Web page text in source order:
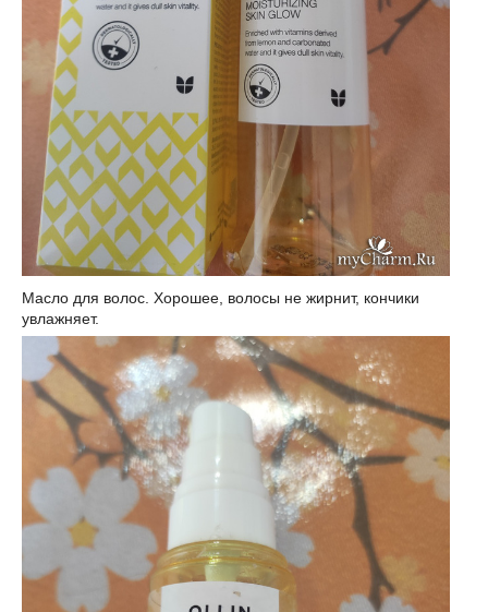
Масло для волос. Хорошее, волосы не жирнит, кончики
увлажняет.